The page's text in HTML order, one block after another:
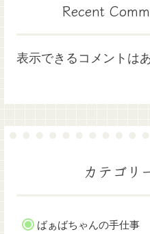
Recent
表示できるコメントは
カテゴリ
ばぁばちゃんの手仕事